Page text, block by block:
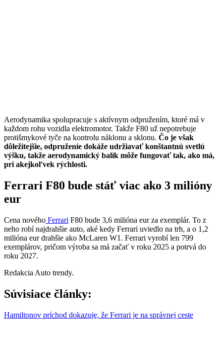
Aerodynamika spolupracuje s aktívnym odpružením, ktoré má v
každom rohu vozidla elektromotor. Takže F80 už nepotrebuje
protišmykové tyče na kontrolu náklonu a sklonu. Čo je však
dôležitejšie, odpruženie dokáže udržiavať konštantnú svetlú
výšku, takže aerodynamický balík môže fungovať tak, ako má,
pri akejkoľvek rýchlosti.
Ferrari F80 bude stáť viac ako 3 milióny
eur
Cena nového Ferrari F80 bude 3,6 milióna eur za exemplár. To z
neho robí najdrahšie auto, aké kedy Ferrari uviedlo na trh, a o 1,2
milióna eur drahšie ako McLaren W1. Ferrari vyrobí len 799
exemplárov, pričom výroba sa má začať v roku 2025 a potrvá do
roku 2027.
Redakcia Auto trendy.
Súvisiace články:
Hamiltonov príchod dokazuje, že Ferrari je na správnej ceste